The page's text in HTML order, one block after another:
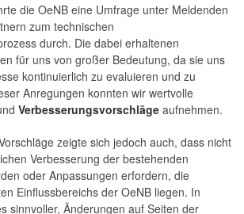
die OeNB eine Umfrage unter Meldenden
zum technischen
durch. Die dabei erhaltenen
für uns von großer Bedeutung, da sie uns
kontinuierlich zu evaluieren und zu
Anregungen konnten wir wertvolle
Verbesserungsvorschläge aufnehmen.
zeigte sich jedoch auch, dass nicht
Verbesserung der bestehenden
oder Anpassungen erfordern, die
Einflussbereichs der OeNB liegen. In
sinnvoller, Änderungen auf Seiten der